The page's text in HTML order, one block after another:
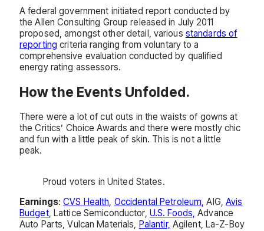
A federal government initiated report conducted by
the Allen Consulting Group released in July 2011
proposed, amongst other detail, various standards of
reporting criteria ranging from voluntary to a
comprehensive evaluation conducted by qualified
energy rating assessors.
How the Events Unfolded.
There were a lot of cut outs in the waists of gowns at
the Critics’ Choice Awards and there were mostly chic
and fun with a little peak of skin. This is not a little
peak.
Proud voters in United States.
Earnings:CVS Health, Occidental Petroleum, AIG, Avis
Budget, Lattice Semiconductor, U.S. Foods, Advance
Auto Parts, Vulcan Materials, Palantir, Agilent, La-Z-Boy